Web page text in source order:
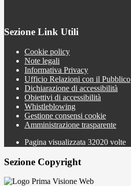
Sezione Link Utili
Cookie policy
Note legali
Informativa Privacy
Ufficio Relazioni con il Pubblico
Dichiarazione di accessibilità
Obiettivi di accessibilità
Whistleblowing
Gestione consensi cookie
Amministrazione trasparente
Pagina visualizzata 32020 volte
Sezione Copyright